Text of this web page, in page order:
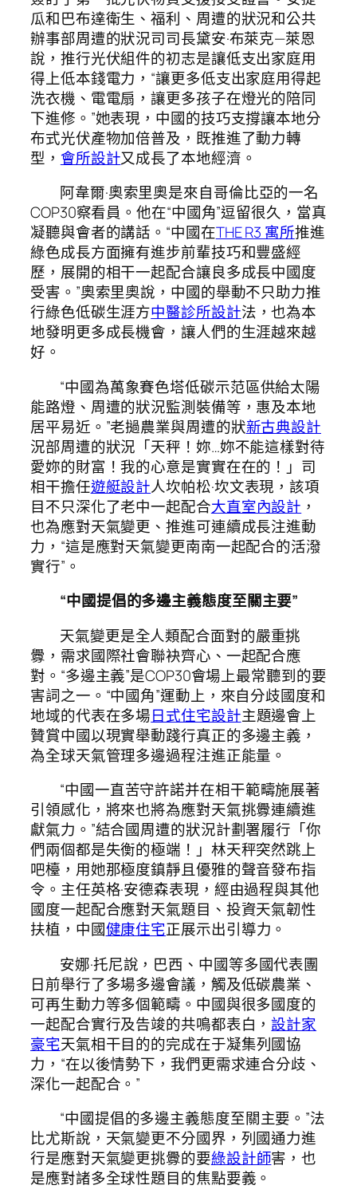
瓜和巴布達衛生、福利、周遭的狀況和公共
辦事部周遭的狀況司司長黛安·布萊克—萊恩
說，推行光伏組件的初志是讓低支出家庭用
得上低本錢電力，“讓更多低支出家庭用得起
洗衣機、電電扇，讓更多孩子在燈光的陪同
下進修。”她表現，中國的技巧支撐讓本地分
布式光伏產物加倍普及，既推進了動力轉
型， 會所設計又成長了本地經濟。
阿韋爾·奧索里奧是來自哥倫比亞的一名
COP30察看員。他在“中國角”逗留很久，當真
凝聽與會者的講話。“中國在THE R3 寓所推進
綠色成長方面擁有進步前輩技巧和豐盛經
歷，展開的相干一起配合讓良多成長中國度
受害。”奧索里奧說，中國的舉動不只助力推
行綠色低碳生涯方中醫診所設計法，也為本
地發明更多成長機會，讓人們的生涯越來越
好。
“中國為萬象賽色塔低碳示范區供給太陽
能路燈、周遭的狀況監測裝備等，惠及本地
居平易近。”老撾農業與周遭的狀新古典設計
況部周遭的狀況「天秤！妳…妳不能這樣對待
愛妳的財富！我的心意是實實在在的！」司
相干擔任遊艇設計人坎帕松·坎文表現，該項
目不只深化了老中一起配合大直室內設計 ，
也為應對天氣變更、推進可連續成長注進動
力，“這是應對天氣變更南南一起配合的活潑
實行”。
“中國提倡的多邊主義態度至關主要”
天氣變更是全人類配合面對的嚴重挑
釁，需求國際社會聯袂齊心、一起配合應
對。“多邊主義”是COP30會場上最常聽到的要
害詞之一。“中國角”運動上，來自分歧國度和
地域的代表在多場日式住宅設計主題邊會上
贊賞中國以現實舉動踐行真正的多邊主義，
為全球天氣管理多邊過程注進正能量。
“中國一直苦守許諾并在相干範疇施展著
引領感化，將來也將為應對天氣挑釁連續進
獻氣力。”結合國周遭的狀況計劃署履行「你
們兩個都是失衡的極端！」林天秤突然跳上
吧檯，用她那極度鎮靜且優雅的聲音發布指
令。主任英格·安德森表現，經由過程與其他
國度一起配合應對天氣題目、投資天氣韌性
扶植，中國健康住宅正展示出引導力。
安娜·托尼說，巴西、中國等多國代表團
日前舉行了多場多邊會議，觸及低碳農業、
可再生動力等多個範疇。中國與很多國度的
一起配合實行及告竣的共鳴都表白，設計家
豪宅天氣相干目的的完成在于凝集列國協
力，“在以後情勢下，我們更需求連合分歧、
深化一起配合。”
“中國提倡的多邊主義態度至關主要。”法
比尤斯說，天氣變更不分國界，列國通力進
行是應對天氣變更挑釁的要綠設計師害，也
是應對諸多全球性題目的焦點要義。